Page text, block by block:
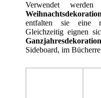
Verwendet
entfalten sie eine
Gleichzeitig eignen
Ganzjahresdekoration
Sideboard, im